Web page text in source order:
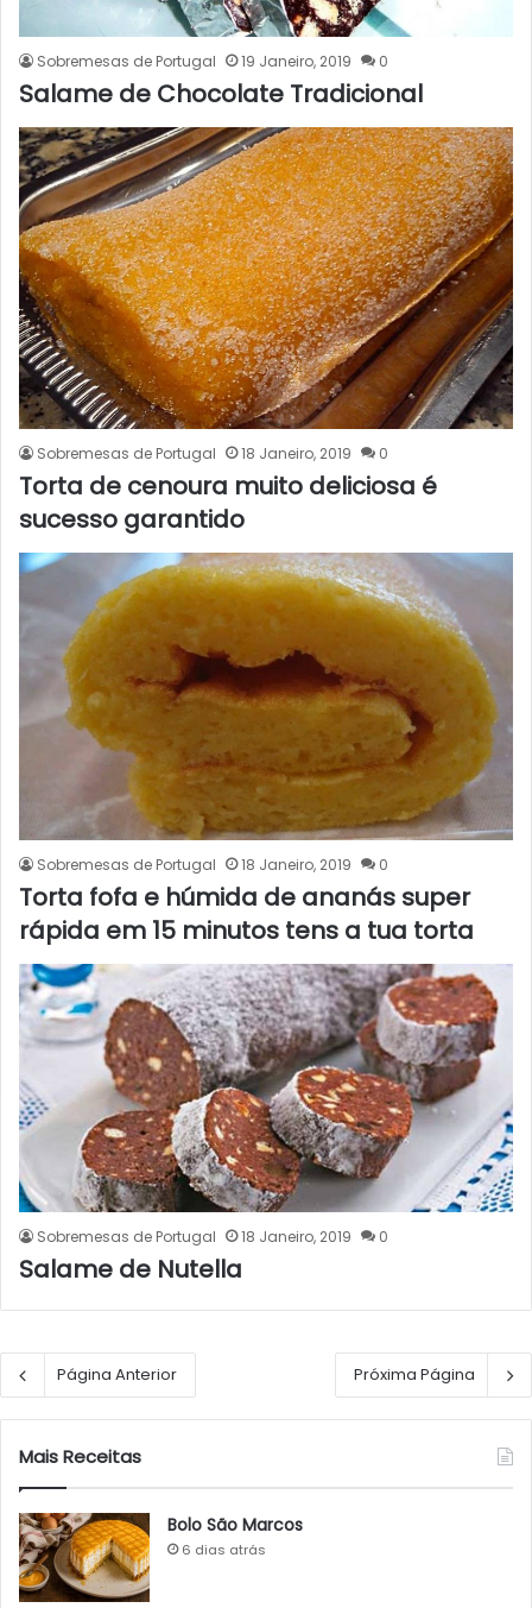
Sobremesas de Portugal 19 Janeiro, 2019 0
Salame de Chocolate Tradicional
Sobremesas de Portugal 18 Janeiro, 2019 0
Torta de cenoura muito deliciosa é
sucesso garantido
Sobremesas de Portugal 18 Janeiro, 2019 0
Torta fofa e húmida de ananás super
rápida em 15 minutos tens a tua torta
Sobremesas de Portugal 18 Janeiro, 2019 0
Salame de Nutella
Página Anterior Próxima Página
Mais Receitas
Bolo São Marcos
6 dias atrás